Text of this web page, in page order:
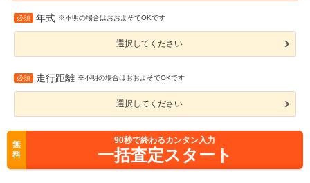
必須 年式 ※不明の場合はおおよそでOKです
選択してください
必須 走行距離 ※不明の場合はおおよそでOKです
選択してください
無
料
90秒で終わるカンタン入力
一括査定スタート